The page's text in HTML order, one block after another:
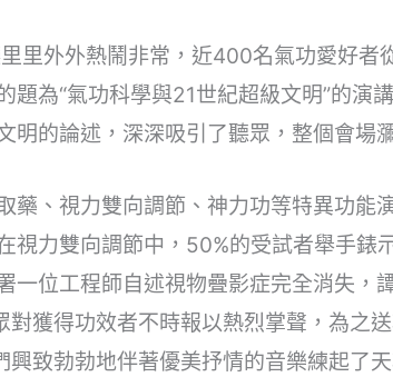
里外外熱鬧非常，近400名氣功愛好者
題為“氣功科學與21世紀超級文明”的演
明的論述，深深吸引了聽眾，整個會場
藥、視力雙向調節、神力功等特異功能
視力雙向調節中，50%的受試者舉手錶
一位工程師自述視物疊影症完全消失，
對獲得功效者不時報以熱烈掌聲，為之
興致勃勃地伴著優美抒情的音樂練起了